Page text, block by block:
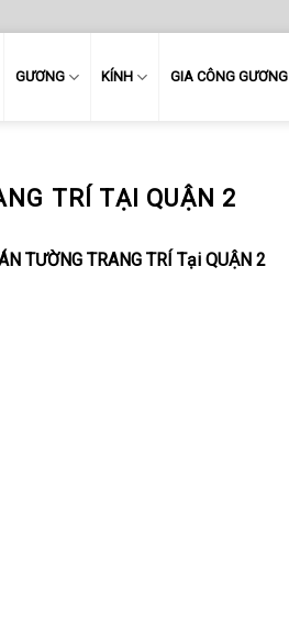
GƯƠNG KÍNH GIA CÔNG GƯƠNG
TRÍ TẠI QUẬN 2
TƯỜNG TRANG TRÍ Tại QUẬN 2